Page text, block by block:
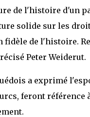
de l'histoire d'un
solide sur les
fidèle de l'histoire.
Peter Weiderut.
a exprimé
feront référence